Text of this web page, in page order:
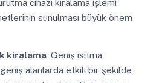
cihazı kiralama işlemi
sunulması büyük önem
kiralama Geniş ısıtma
alanlarda etkili bir şekilde